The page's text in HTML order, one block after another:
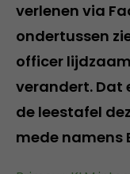
verlenen via
ondertussen
officer
verandert. Dat
de leestafel
mede namens